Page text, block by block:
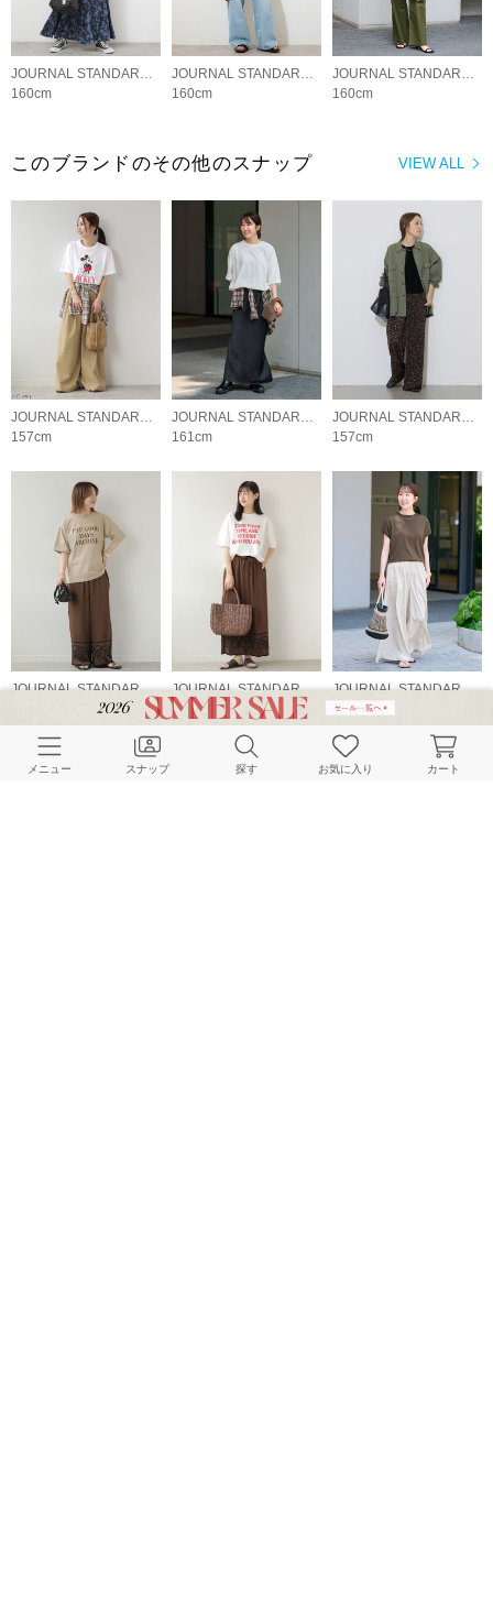
JOURNAL STANDARD relume LADYS
160cm
JOURNAL STANDARD relume LADYS
160cm
JOURNAL STANDARD relume LADYS
160cm
VIEW ALL
このブランドのその他のスナップ
JOURNAL STANDARD relume LADYS
157cm
JOURNAL STANDARD relume LADYS
161cm
JOURNAL STANDARD relume LADYS
157cm
JOURNAL STANDARD relume LADYS
JOURNAL STANDARD relume LADYS
162cm
JOURNAL STANDARD relume LADYS
161cm
メニュー スナップ 探す お気に入り カート